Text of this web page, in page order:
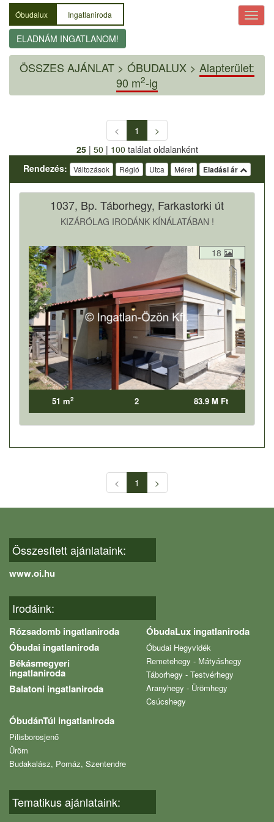
Óbudalux Ingatlaniroda
ELADNÁM INGATLANOM!
ÖSSZES AJÁNLAT > ÓBUDALUX > Alapterület:
90 m2-ig
< 1
>
25| 50 | 100 találat oldalanként
Rendezés:
Változások Régió Utca Méret Eladási ár
1037, Bp. Táborhegy, Farkastorki út
KIZÁRÓLAG IRODÁNK KÍNÁLATÁBAN !
18
51 m2 2 83.9 M Ft
< 1 >
Összesített ajánlataink:
www.oi.hu
Irodáink:
Rózsadomb ingatlaniroda
Óbudai ingatlaniroda
Békásmegyeri
ingatlaniroda
Balatoni ingatlaniroda
ÓbudaLux ingatlaniroda
Óbudai Hegyvidék
Remetehegy - Mátyáshegy
Táborhegy - Testvérhegy
Aranyhegy - Ürömhegy
Csúcshegy
ÓbudánTúl ingatlaniroda
Pilisborosjenő
Üröm
Budakalász, Pomáz, Szentendre
Tematikus ajánlataink: